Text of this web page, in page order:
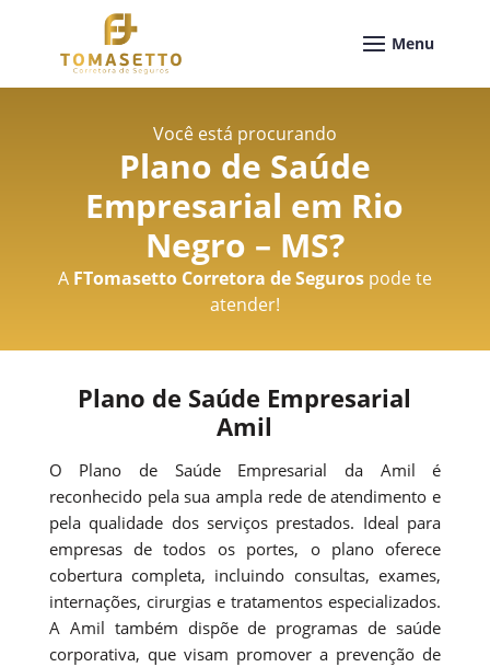
Você está procurando
Plano de Saúde
Empresarial em Rio
Negro – MS?
A FTomasetto Corretora de Segurospode te
atender!
Plano de Saúde Empresarial
Amil
O Plano de Saúde Empresarial da Amil é
reconhecido pela sua ampla rede de atendimento e
pela qualidade dos serviços prestados. Ideal para
empresas de todos os portes, o plano oferece
cobertura completa, incluindo consultas, exames,
internações, cirurgias e tratamentos especializados.
A Amil também dispõe de programas de saúde
corporativa, que visam promover a prevenção de